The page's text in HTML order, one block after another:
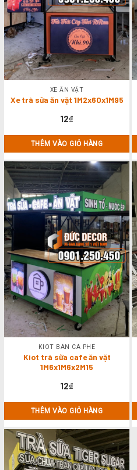
XE ĂN VẶT
Xe trà sữa ăn vặt 1M2x60x1M95
12₫
THÊM VÀO GIỎ HÀNG
KIOT BÁN CÀ PHÊ
Kiot trà sữa cafe ăn vặt
1M6x1M6x2M15
12₫
THÊM VÀO GIỎ HÀNG